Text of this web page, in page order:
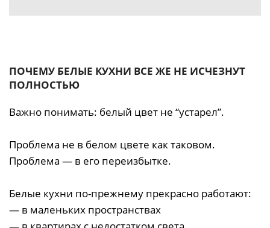
ПОЧЕМУ БЕЛЫЕ КУХНИ ВСЕ ЖЕ НЕ ИСЧЕЗНУТ
ПОЛНОСТЬЮ
Важно понимать: белый цвет не “устарел”.
Проблема не в белом цвете как таковом.
Проблема — в его переизбытке.
Белые кухни по-прежнему прекрасно работают:
— в маленьких пространствах